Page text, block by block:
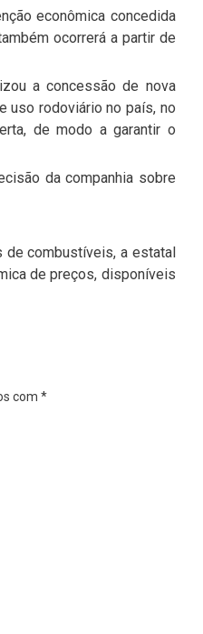
econômica concedida
ocorrerá a partir de
a concessão de nova
uso rodoviário no país, no
de modo a garantir o
da companhia sobre
de combustíveis, a estatal
de preços, disponíveis
com *